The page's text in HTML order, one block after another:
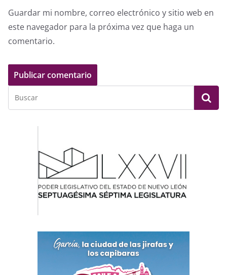
Guardar mi nombre, correo electrónico y sitio web en
este navegador para la próxima vez que haga un
comentario.